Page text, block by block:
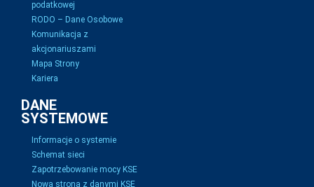
podatkowej
RODO – Dane Osobowe
Komunikacja z
akcjonariuszami
Mapa Strony
Kariera
DANE
SYSTEMOWE
Informacje o systemie
Schemat sieci
Zapotrzebowanie mocy KSE
Nowa strona z danymi KSE